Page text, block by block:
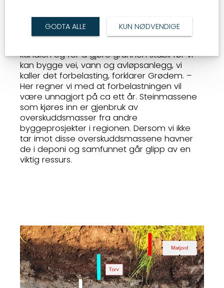
- Når torv og matjord er kjørt bort vil vi fylle
opp området med steinmasser. Dette blir
kanalen og for å gjøre grunnen stabil før vi
kan bygge vei, vann og avløpsanlegg, vi
kaller det forbelasting, forklarer Grødem. –
Her regner vi med at forbelastningen vil
være unnagjort på ca ett år. Steinmassene
som kjøres inn er gjenbruk av
overskuddsmasser fra andre
byggeprosjekter i regionen. Dersom vi ikke
tar imot disse overskuddsmassene havner
de i deponi og samfunnet går glipp av en
viktig ressurs.
GODTA ALLE KUN NØDVENDIGE